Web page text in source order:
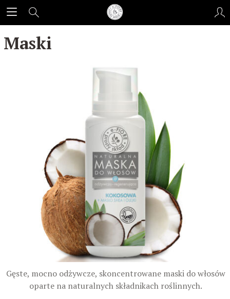
Maski
Gęste, mocno odżywcze, skoncentrowane maski do włosów
oparte na naturalnych składnikach roślinnych.